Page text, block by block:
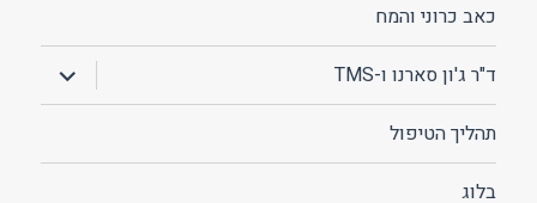
כאב כרוני והמח
ד"ר ג'ון סארנו ו-TMS הצג
תפריט
תהליך הטיפול
בלוג